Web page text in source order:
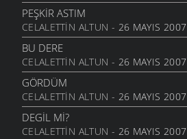
PEŞKIR ASTIM
CELALETTIN ALTUN - 26 MAYIS 2007
BU DERE
CELALETTIN ALTUN - 26 MAYIS 2007
GÖRDÜM
CELALETTIN ALTUN - 26 MAYIS 2007
DEGIL MI?
CELALETTIN ALTUN - 26 MAYIS 2007